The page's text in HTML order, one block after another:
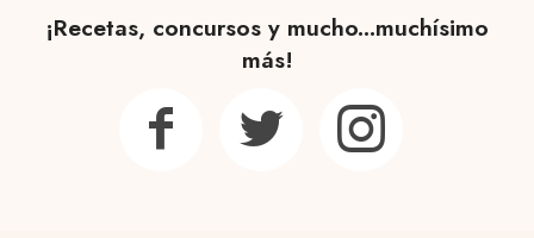
¡Recetas, concursos y mucho...muchísimo
más!